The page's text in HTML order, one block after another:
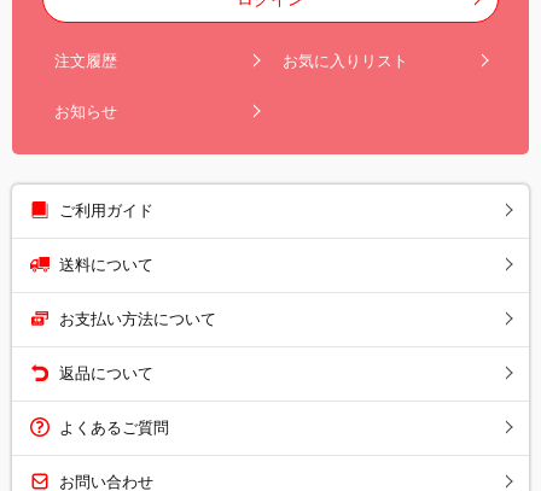
注文履歴 お気に入りリスト
お知らせ
ご利用ガイド
送料について
お支払い方法について
返品について
よくあるご質問
お問い合わせ